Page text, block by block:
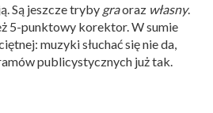
Są jeszcze tryby graoraz własny.
5-punktowy korektor. W sumie
muzyki słuchać się nie da,
publicystycznych już tak.